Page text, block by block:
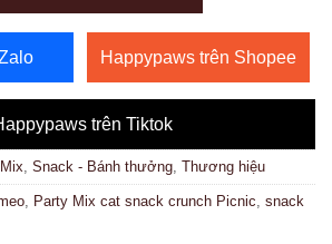
Happypaws trên Shopee
trên Tiktok
Snack - Bánh thưởng Thương hiệu
Party Mix cat snack crunch Picnic snack